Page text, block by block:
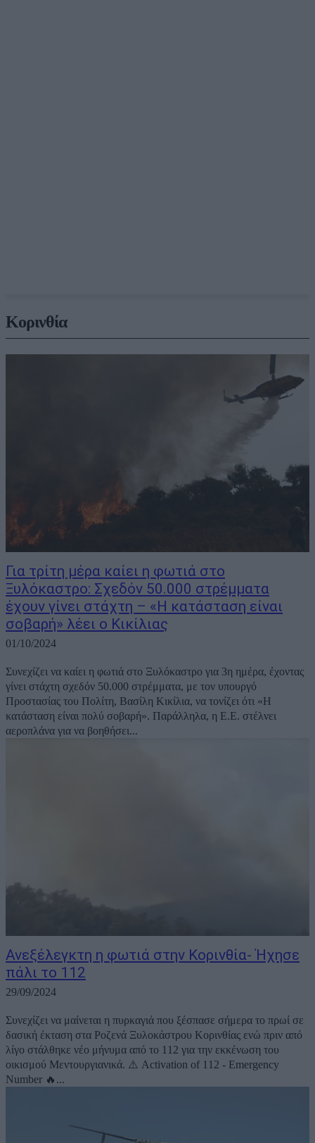
Κορινθία
Για τρίτη μέρα καίει η φωτιά στο
Ξυλόκαστρο: Σχεδόν 50.000 στρέμματα
έχουν γίνει στάχτη – «Η κατάσταση είναι
σοβαρή» λέει ο Κικίλιας
01/10/2024
Συνεχίζει να καίει η φωτιά στο Ξυλόκαστρο για 3η ημέρα, έχοντας
γίνει στάχτη σχεδόν 50.000 στρέμματα, με τον υπουργό
Προστασίας του Πολίτη, Βασίλη Κικίλια, να τονίζει ότι «Η
κατάσταση είναι πολύ σοβαρή». Παράλληλα, η Ε.Ε. στέλνει
αεροπλάνα για να βοηθήσει...
Ανεξέλεγκτη η φωτιά στην Κορινθία- Ήχησε
πάλι το 112
29/09/2024
Συνεχίζει να μαίνεται η πυρκαγιά που ξέσπασε σήμερα το πρωί σε
δασική έκταση στα Ροζενά Ξυλοκάστρου Κορινθίας ενώ πριν από
λίγο στάλθηκε νέο μήνυμα από το 112 για την εκκένωση του
οικισμού Μεντουργιανικά. ⚠️ Activation of 112 - Emergency
Number 🔥...